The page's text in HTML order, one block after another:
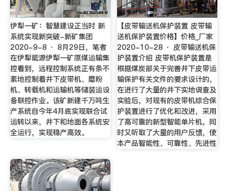
伊犁一矿：智慧建设正当时 新
系统实现新突破-新矿集团
2020-9-8 · 8月29日，笔者
在伊犁能源伊犁一矿原煤运输集
控看到，远程控制系统正有条不
紊地控制着井下皮带机、磨粉
机、转载机和运输机等储装运设
备联控作业。该矿新建千万吨生
产系统自今年4月底实现联合试
运转以来，井下和地面各系统安
全运行，实现稳产高效。
【皮带输送机保护装置 皮带输
送机保护装置价格】价格_厂家
2020-10-28 · 皮带输送机保
护装置介绍 皮带机保护装置是
根据煤炭部关于完善井下皮带运
输保护有关文件的要求设计的，
在进行了大量的井下实地调查及
实验后，对现有的皮带机综合保
护装置进行了优化和改进，采用
了高可靠的新型智能单片机，同
时又听取了大量的用户反馈，使
本产品智能性、可靠性、先进性